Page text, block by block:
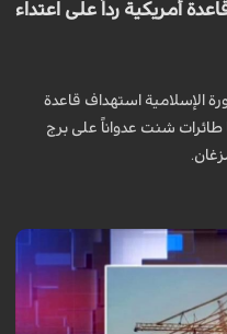
أمريكية رداً على اعتداء
الإسلامية استهداف قاعدة
شنت عدواناً على برج